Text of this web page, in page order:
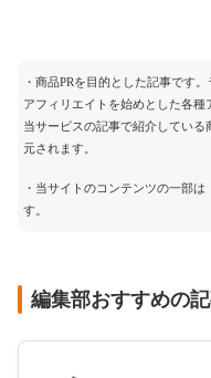
・商品PRを目的とした記事です
アフィリエイトを始めとした各種
当サービスの記事で紹介してい
元されます。
・当サイトのコンテンツの一部
す。
編集部おすすめの